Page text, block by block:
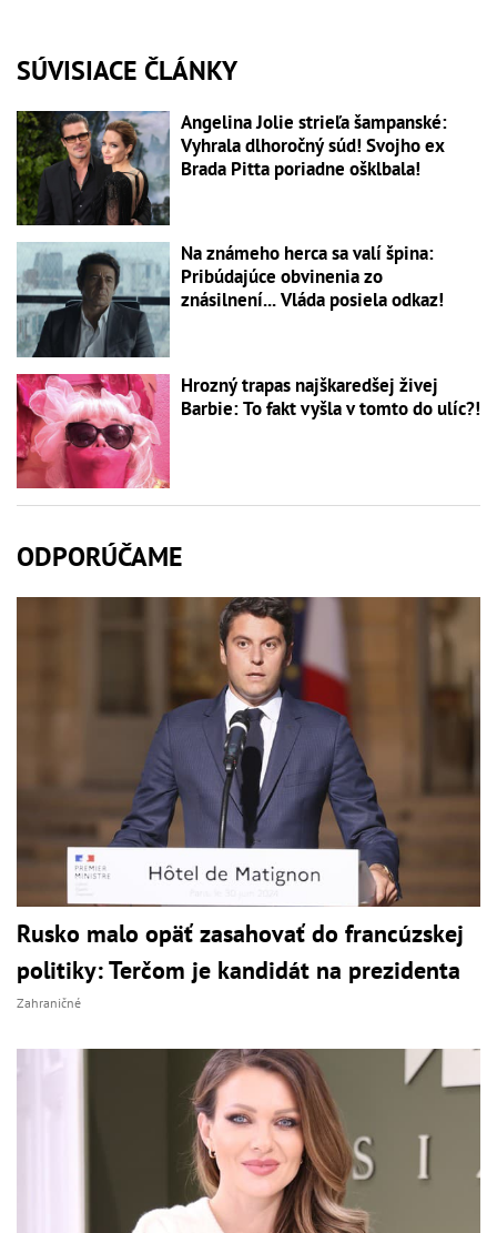
SÚVISIACE ČLÁNKY
Angelina Jolie strieľa šampanské:
Vyhrala dlhoročný súd! Svojho ex
Brada Pitta poriadne ošklbala!
Na známeho herca sa valí špina:
Pribúdajúce obvinenia zo
znásilnení... Vláda posiela odkaz!
Hrozný trapas najškaredšej živej
Barbie: To fakt vyšla v tomto do ulíc?!
ODPORÚČAME
Rusko malo opäť zasahovať do francúzskej
politiky: Terčom je kandidát na prezidenta
Zahraničné